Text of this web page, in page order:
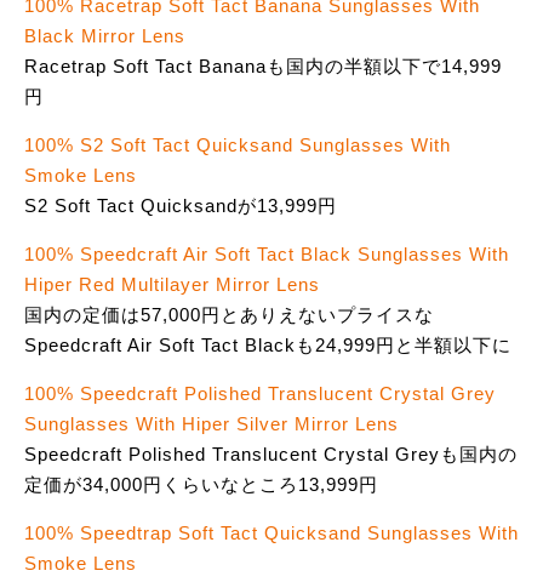
100% Racetrap Soft Tact Banana Sunglasses With
Black Mirror Lens
Racetrap Soft Tact Bananaも国内の半額以下で14,999
円
100% S2 Soft Tact Quicksand Sunglasses With
Smoke Lens
S2 Soft Tact Quicksandが13,999円
100% Speedcraft Air Soft Tact Black Sunglasses With
Hiper Red Multilayer Mirror Lens
国内の定価は57,000円とありえないプライスな
Speedcraft Air Soft Tact Blackも24,999円と半額以下に
100% Speedcraft Polished Translucent Crystal Grey
Sunglasses With Hiper Silver Mirror Lens
Speedcraft Polished Translucent Crystal Greyも国内の
定価が34,000円くらいなところ13,999円
100% Speedtrap Soft Tact Quicksand Sunglasses With
Smoke Lens